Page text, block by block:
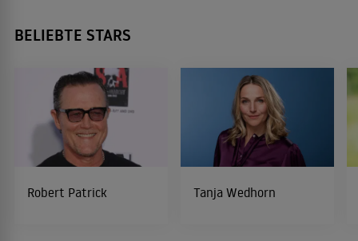
BELIEBTE STARS
Robert Patrick Tanja Wedhorn